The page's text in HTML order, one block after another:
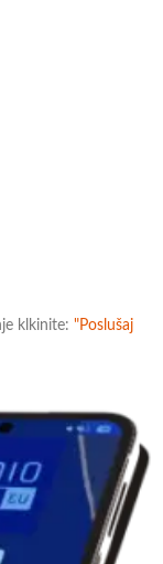
klkinite: "Poslušaj